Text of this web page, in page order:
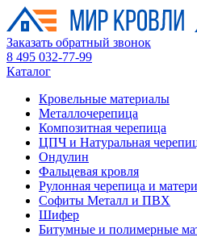
Заказать обратный звонок
8 495 032-77-99
Каталог
Кровельные материалы
Металлочерепица
Композитная черепица
ЦПЧ и Натуральная
Ондулин
Фальцевая кровля
Рулонная черепица и
Софиты Металл и ПВХ
Шифер
Битумные и полимерные